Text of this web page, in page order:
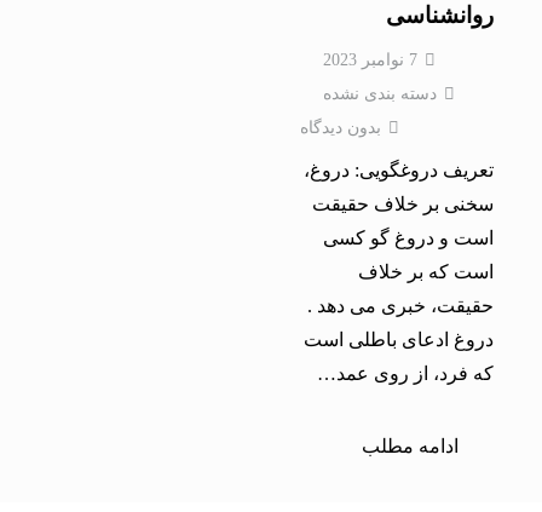
روانشناسی
دسته بندی نشده
بدون دیدگاه
تعریف دروغگویی: دروغ،
سخنی بر خلاف حقیقت
است و دروغ گو کسی
است که بر خلاف
حقیقت، خبری می دهد .
دروغ ادعای باطلی است
که فرد، از روی عمد…
ادامه مطلب